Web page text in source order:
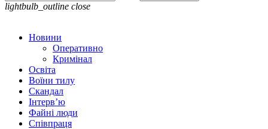
lightbulb_outline close
Новини
Оперативно
Кримінал
Освіта
Воїни тилу
Скандал
Інтерв’ю
Файні люди
Співпраця